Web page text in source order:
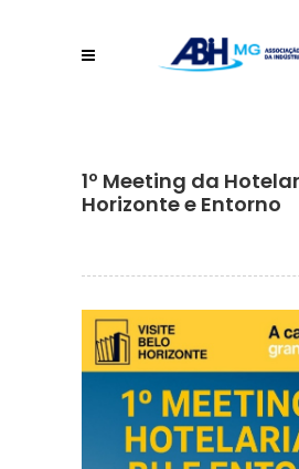
1º Meeting da
Horizonte e Entorno